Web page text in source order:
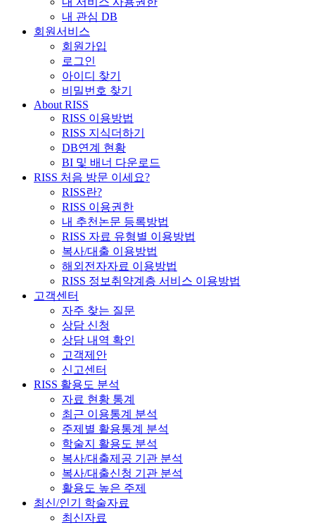
내 관심 DB
회원서비스
회원가입
로그인
아이디 찾기
비밀번호 찾기
About RISS
RISS 이용방법
RISS 지식더하기
DB연계 현황
BI 및 배너 다운로드
RISS 처음 방문 이세요?
RISS란?
RISS 이용권한
내 추천논문 등록방법
RISS 자료 유형별 이용방법
복사/대출 이용방법
해외전자자료 이용방법
RISS 정보취약계층 서비스 이용방법
고객센터
자주 찾는 질문
상담 신청
상담 내역 확인
고객제안
신고센터
RISS 활용도 분석
자료 현황 통계
최근 이용통계 분석
주제별 활용통계 분석
학술지 활용도 분석
복사/대출제공 기관 분석
복사/대출신청 기관 분석
활용도 높은 주제
최신/인기 학술자료
최신자료